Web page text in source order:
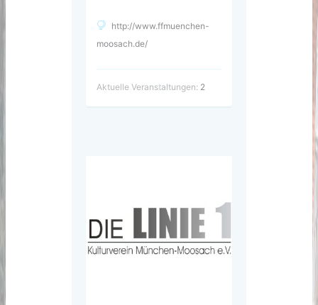
http://www.ffmuenchen-
moosach.de/
Aktuelle Veranstaltungen: 2